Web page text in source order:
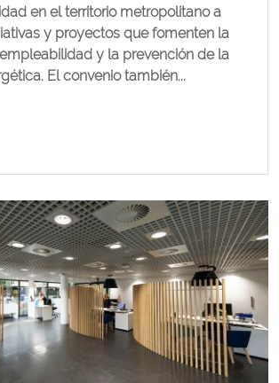
en el territorio metropolitano a
y proyectos que fomenten la
y la prevención de la
El convenio también...